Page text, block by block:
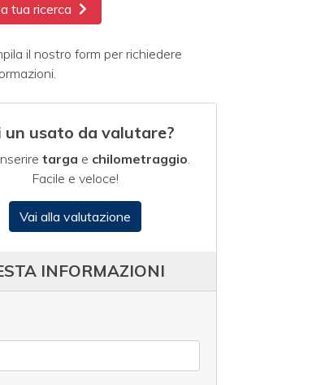
tua ricerca
il nostro form per richiedere
un usato da valutare?
targa e chilometraggio.
Facile e veloce!
Vai alla valutazione
INFORMAZIONI